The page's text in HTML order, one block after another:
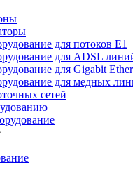
для потоков Е1
для ADSL
для Gigabit
для медных
сетей